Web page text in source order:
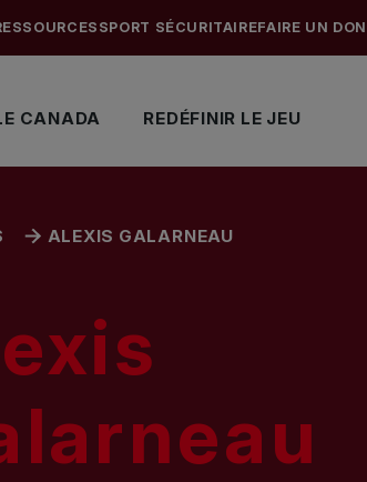
CANADA REDÉFINIR LE JEU
SPORT SÉCURITAIREFAIRE UN DON
ALEXIS GALARNEAU